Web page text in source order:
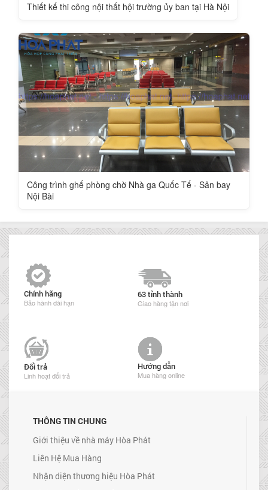
Thiết kế thi công nội thất hội trường ủy ban tại Hà Nội
Công trình ghế phòng chờ Nhà ga Quốc Tế - Sân bay
Nội Bài
Chính hãng
Bảo hành dài hạn
63 tỉnh thành
Giao hàng tận nơi
Đổi trả
Linh hoạt đổi trả
Hướng dẫn
Mua hàng online
THÔNG TIN CHUNG
Giới thiệu về nhà máy Hòa Phát
Liên Hệ Mua Hàng
Nhận diện thương hiệu Hòa Phát